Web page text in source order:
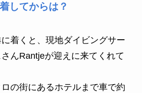
してからは？
着くと、現地ダイビングサー
んRantjeが迎えに来てくれて
の街にあるホテルまで車で約